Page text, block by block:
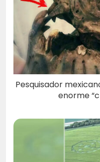
Pesquisador
enorme